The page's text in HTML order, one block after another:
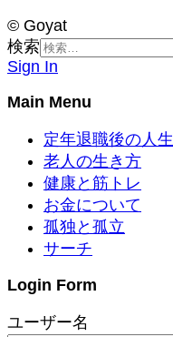
© Goyat
検索
Sign In
Main Menu
定年退職後の人生
老人の生き方
健康と筋トレ
お金について
孤独と孤立
サーチ
Login Form
ユーザー名